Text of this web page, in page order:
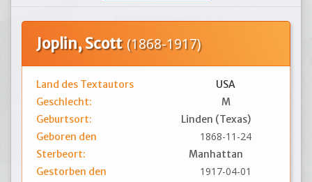
Joplin, Scott (1868-1917)
Land des Textautors
USA
Geschlecht:
M
Geburtsort:
Linden (Texas)
Geboren den
1868-11-24
Sterbeort:
Manhattan
Gestorben den
1917-04-01